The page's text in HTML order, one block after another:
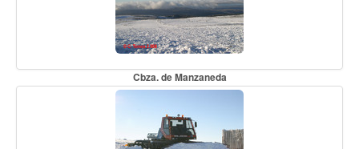
Cbza. de Manzaneda